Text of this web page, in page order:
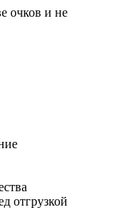
очков и не
отгрузкой